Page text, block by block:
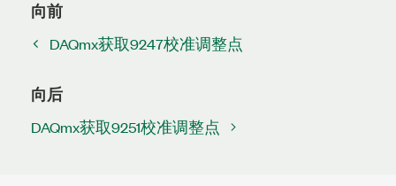
向前
DAQmx获取9247校准调整点
向后
DAQmx获取9251校准调整点